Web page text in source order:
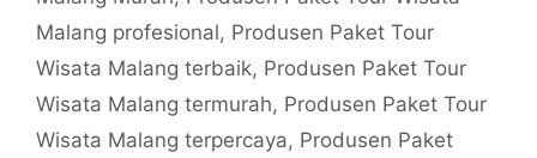
Malang profesional, Produsen Paket Tour
Wisata Malang terbaik, Produsen Paket Tour
Wisata Malang termurah, Produsen Paket Tour
Wisata Malang terpercaya, Produsen Paket